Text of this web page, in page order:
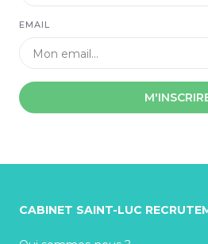
EMAIL
CABINET SAINT-LUC